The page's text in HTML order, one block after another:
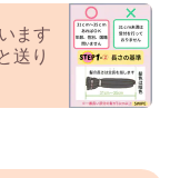
ます
送り